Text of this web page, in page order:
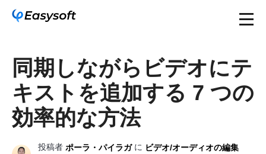
同期しながらビデオにテ
キストを追加する 7 つの
効率的な方法
投稿者 ポーラ・パイラガに ビデオ/オーディオの編集